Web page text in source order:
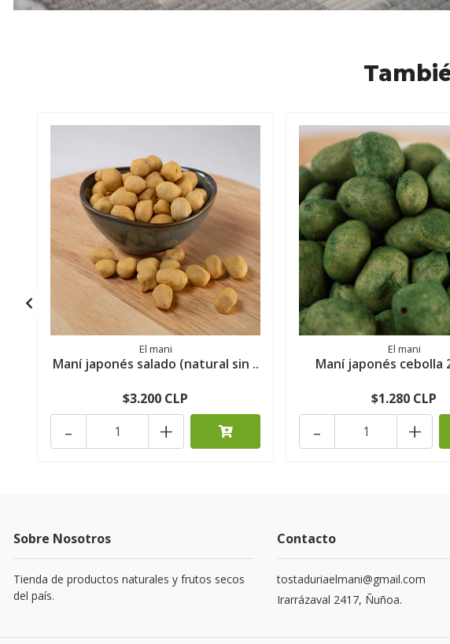
El mani
Maní japonés salado (natural sin ..
$3.200 CLP
+
-
El mani
Maní japonés cebolla
$1.280 CLP
+
-
Sobre Nosotros
Tienda de productos naturales y frutos secos
del país.
Contacto
tostaduriaelmani@gmail.com
Irarrázaval 2417, Ñuñoa.